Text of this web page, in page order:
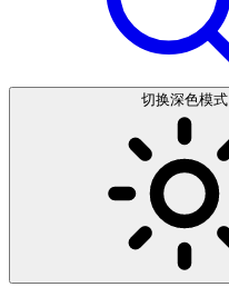
切换深色模式